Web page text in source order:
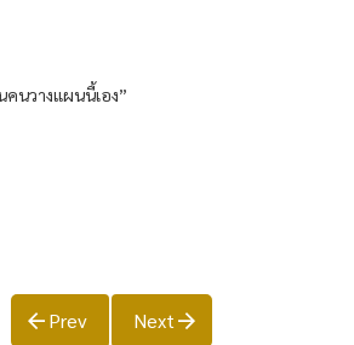
คนวางแผนนี้เอง”
Prev Next